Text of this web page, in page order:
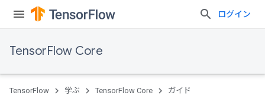
ログイン
TensorFlow Core
TensorFlow 学ぶ TensorFlow Core ガイド